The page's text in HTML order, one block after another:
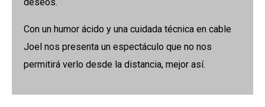
Con un humor ácido y una cuidada técnica en cable
Joel nos presenta un espectáculo que no nos
permitirá verlo desde la distancia, mejor así.